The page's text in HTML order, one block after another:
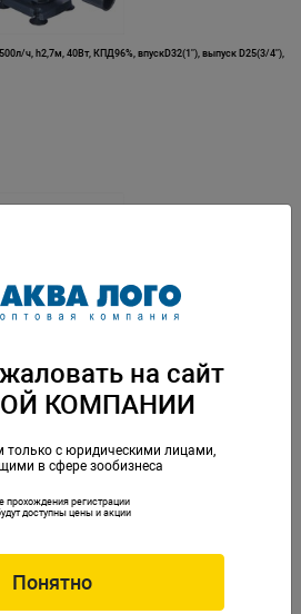
ч, h2,7м, 40Вт, КПД96%, впускD32(1"), выпуск D25(3/4"),
на сайт
КОМПАНИИ
только с юридическими лицами,
в сфере зообизнеса
прохождения регистрации
доступны цены и акции
Понятно